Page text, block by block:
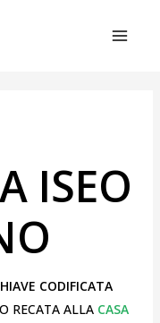
ISEO
CODIFICATA
RECATA ALLA CASA